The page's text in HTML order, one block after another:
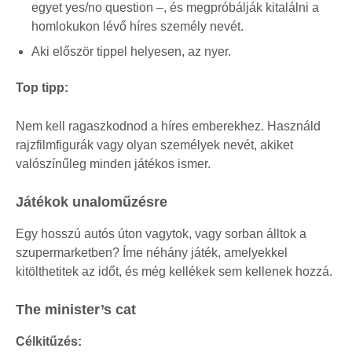
egyet yes/no question –, és megpróbálják kitalálni a
homlokukon lévő híres személy nevét.
Aki először tippel helyesen, az nyer.
Top tipp:
Nem kell ragaszkodnod a híres emberekhez. Használd
rajzfilmfigurák vagy olyan személyek nevét, akiket
valószínűleg minden játékos ismer.
Játékok unaloműzésre
Egy hosszú autós úton vagytok, vagy sorban álltok a
szupermarketben? Íme néhány játék, amelyekkel
kitölthetitek az időt, és még kellékek sem kellenek hozzá.
The minister’s cat
Célkitűzés: